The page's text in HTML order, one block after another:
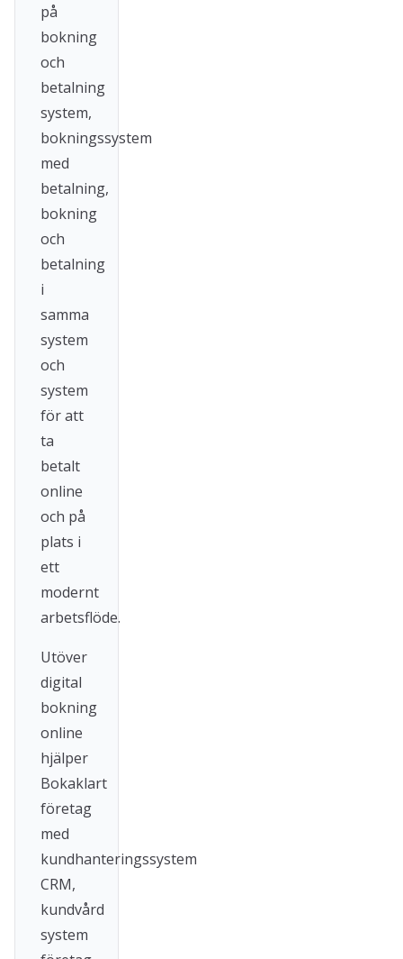
på
bokning
och
betalning
system,
bokningssystem
med
betalning,
bokning
och
betalning
i
samma
system
och
system
för att
ta
betalt
online
och på
plats i
ett
modernt
arbetsflöde.
Utöver
digital
bokning
online
hjälper
Bokaklart
företag
med
kundhanteringssystem
CRM,
kundvård
system